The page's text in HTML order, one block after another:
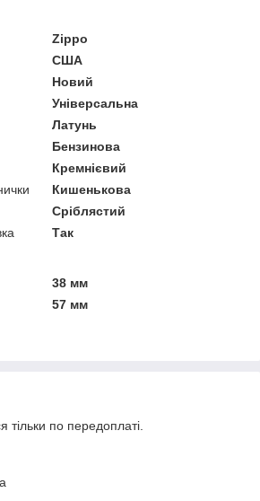
Zippo
США
Новий
Універсальна
Латунь
Бензинова
Кремнієвий
Кишенькова
Сріблястий
Так
38 мм
57 мм
тільки по передоплаті.